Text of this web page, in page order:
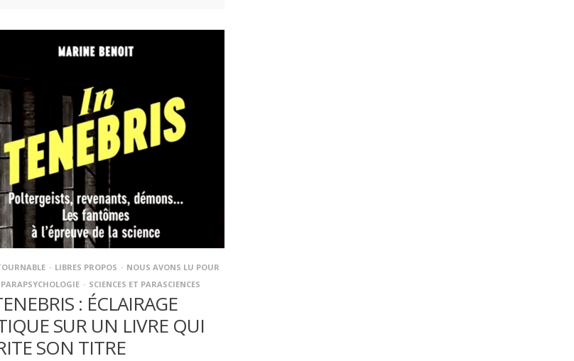
LIBRES PROPOS
NOUS AVONS LU POUR
PARAPSYCHOLOGIE SCIENCES ET PARASCIENCES
: ÉCLAIRAGE
SUR UN LIVRE QUI
SON TITRE